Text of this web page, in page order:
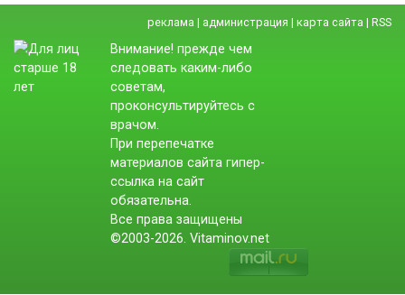
реклама | администрация | карта сайта | RSS
Внимание! прежде чем
следовать каким-либо
советам,
проконсультируйтесь с
врачом.
При перепечатке
материалов сайта гипер-
ссылка на сайт
обязательна.
Все права защищены
©2003-2026. Vitaminov.net